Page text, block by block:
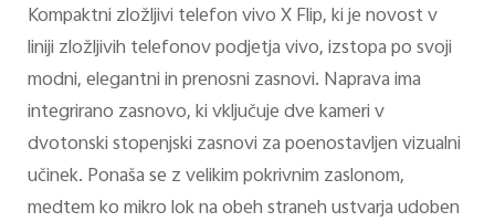
Kompaktni zložljivi telefon vivo X Flip, ki je novost v
liniji zložljivih telefonov podjetja vivo, izstopa po svoji
modni, elegantni in prenosni zasnovi. Naprava ima
integrirano zasnovo, ki vključuje dve kameri v
dvotonski stopenjski zasnovi za poenostavljen vizualni
učinek. Ponaša se z velikim pokrivnim zaslonom,
medtem ko mikro lok na obeh straneh ustvarja udoben